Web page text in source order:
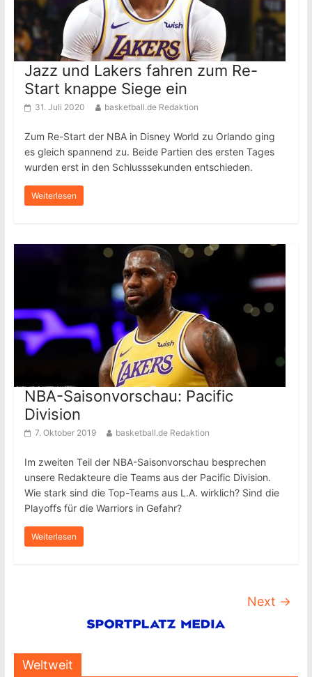
Jazz und Lakers fahren zum Re-
Start knappe Siege ein
31. Juli 2020 basketball.de Redaktion
Zum Re-Start der NBA in Disney World zu Orlando ging
es gleich spannend zu. Beide Partien des ersten Tages
wurden erst in den Schlusssekunden entschieden.
Weiterlesen
NBA-Saisonvorschau: Pacific
Division
7. Oktober 2019 basketball.de Redaktion
Im zweiten Teil der NBA-Saisonvorschau besprechen
unsere Redakteure die Teams aus der Pacific Division.
Wie stark sind die Top-Teams aus L.A. wirklich? Sind die
Playoffs für die Warriors in Gefahr?
Weiterlesen
Next →
Weltweit